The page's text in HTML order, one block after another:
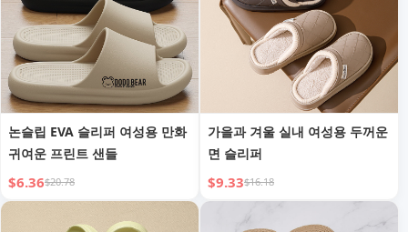
논슬립 EVA 슬리퍼 여성용 만화
귀여운 프린트 샌들
$6.36$20.78
가을과 겨울 실내 여성용 두꺼운
면 슬리퍼
$9.33$16.18